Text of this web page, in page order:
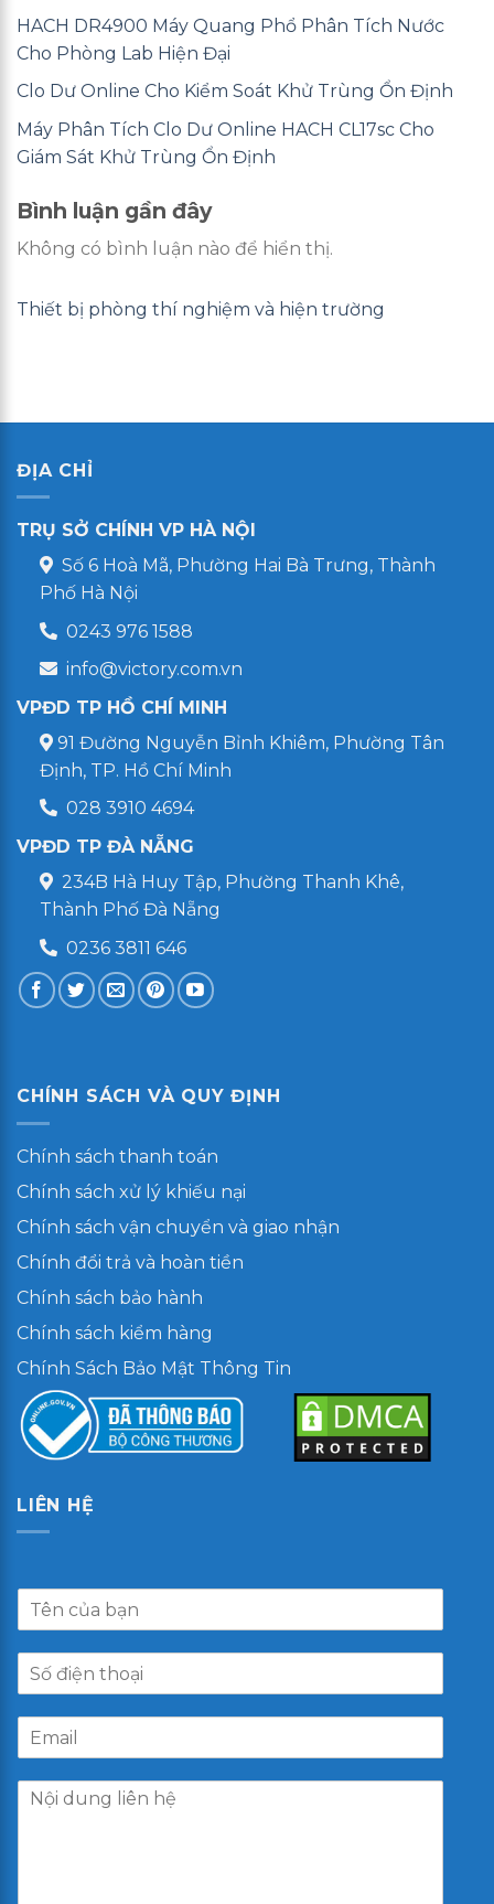
HACH DR4900 Máy Quang Phổ Phân Tích Nước
Cho Phòng Lab Hiện Đại
Clo Dư Online Cho Kiểm Soát Khử Trùng Ổn Định
Máy Phân Tích Clo Dư Online HACH CL17sc Cho
Giám Sát Khử Trùng Ổn Định
Bình luận gần đây
Không có bình luận nào để hiển thị.
Thiết bị phòng thí nghiệm và hiện trường
ĐỊA CHỈ
TRỤ SỞ CHÍNH VP HÀ NỘI
Số 6 Hoà Mã, Phường Hai Bà Trưng, Thành
Phố Hà Nội
0243 976 1588
info@victory.com.vn
VPĐD TP HỒ CHÍ MINH
91 Đường Nguyễn Bỉnh Khiêm, Phường Tân
Định, TP. Hồ Chí Minh
028 3910 4694
VPĐD TP ĐÀ NẴNG
234B Hà Huy Tập, Phường Thanh Khê,
Thành Phố Đà Nẵng
0236 3811 646
CHÍNH SÁCH VÀ QUY ĐỊNH
Chính sách thanh toán
Chính sách xử lý khiếu nại
Chính sách vận chuyển và giao nhận
Chính đổi trả và hoàn tiền
Chính sách bảo hành
Chính sách kiểm hàng
Chính Sách Bảo Mật Thông Tin
LIÊN HỆ